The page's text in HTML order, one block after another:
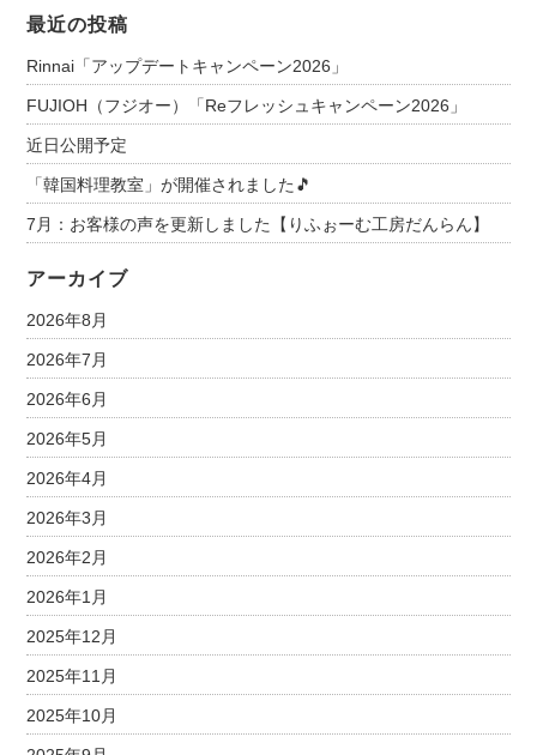
最近の投稿
Rinnai「アップデートキャンペーン2026」
FUJIOH（フジオー）「Reフレッシュキャンペーン2026」
近日公開予定
「韓国料理教室」が開催されました🎵
7月：お客様の声を更新しました【りふぉーむ工房だんらん】
アーカイブ
2026年8月
2026年7月
2026年6月
2026年5月
2026年4月
2026年3月
2026年2月
2026年1月
2025年12月
2025年11月
2025年10月